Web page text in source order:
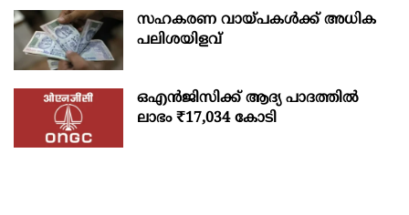
സഹകരണ വായ്പകള്‍ക്ക് അധിക
പലിശയിളവ്
ഒഎന്‍ജിസിക്ക് ആദ്യ പാദത്തില്‍
ലാഭം ₹17,034 കോടി